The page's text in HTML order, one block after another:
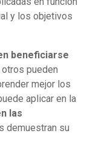
y los objetivos
beneficiarse
pueden
mejor los
aplicar en la
las
demuestran su